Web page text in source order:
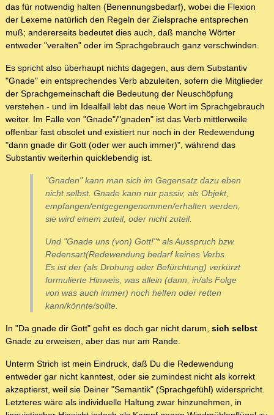
das für notwendig halten (Benennungsbedarf), wobei die Flexion
der Lexeme natürlich den Regeln der Zielsprache entsprechen
muß; andererseits bedeutet dies auch, daß manche Wörter
entweder "veralten" oder im Sprachgebrauch ganz verschwinden.
Es spricht also überhaupt nichts dagegen, aus dem Substantiv
"Gnade" ein entsprechendes Verb abzuleiten, sofern die Mitglieder
der Sprachgemeinschaft die Bedeutung der Neuschöpfung
verstehen - und im Idealfall lebt das neue Wort im Sprachgebrauch
weiter. Im Falle von "Gnade"/"gnaden" ist das Verb mittlerweile
offenbar fast obsolet und existiert nur noch in der Redewendung
"dann gnade dir Gott (oder wer auch immer)", während das
Substantiv weiterhin quicklebendig ist.
"Gnaden" kann man sich im Gegensatz dazu eben
nicht selbst. Gnade kann nur passiv, als Objekt,
empfangen/entgegengenommen/erhalten werden,
sie wird einem zuteil, oder nicht zuteil.
Und "Gnade uns (von) Gott!"* als Ausspruch bzw.
Redensart(Redewendung bedarf keines Verbs.
Es ist der (als Drohung oder Befürchtung) verkürzt
formulierte Hinweis, was allein (dann, in/als Folge
von was auch immer) noch helfen oder retten
kann/könnte/sollte.
In "Da gnade dir Gott" geht es doch gar nicht darum, sich selbst
Gnade zu erweisen, aber das nur am Rande.
Unterm Strich ist mein Eindruck, daß Du die Redewendung
entweder gar nicht kanntest, oder sie zumindest nicht als korrekt
akzeptierst, weil sie Deiner "Semantik" (Sprachgefühl) widerspricht.
Letzteres wäre als individuelle Haltung zwar hinzunehmen, in